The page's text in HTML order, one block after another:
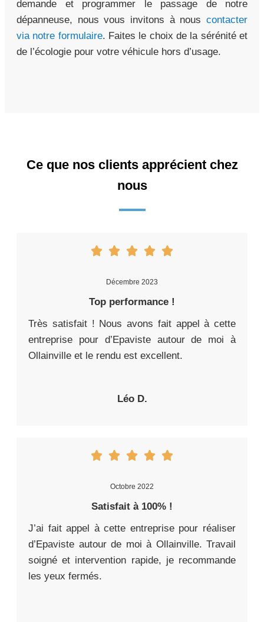
demande et programmer le passage de notre
dépanneuse, nous vous invitons à nous contacter
via notre formulaire. Faites le choix de la sérénité et
de l’écologie pour votre véhicule hors d’usage.
Ce que nos clients apprécient chez
nous
Décembre 2023
Top performance !
Très satisfait ! Nous avons fait appel à cette
entreprise pour d’Epaviste autour de moi à
Ollainville et le rendu est excellent.
Léo D.
Octobre 2022
Satisfait à 100% !
J’ai fait appel à cette entreprise pour réaliser
d’Epaviste autour de moi à Ollainville. Travail
soigné et intervention rapide, je recommande
les yeux fermés.